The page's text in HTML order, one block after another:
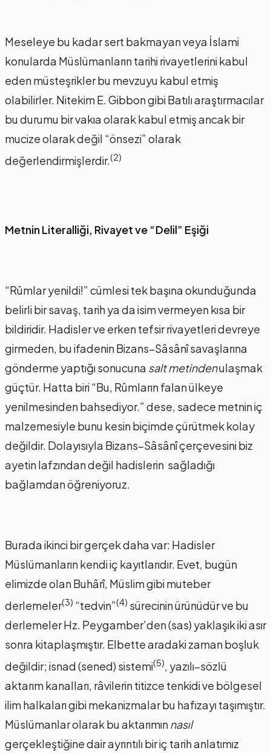
Meseleye bu kadar sert bakmayan veya İslami
konularda Müslümanların tarihi rivayetlerini kabul
eden müsteşrikler bu mevzuyu kabul etmiş
olabilirler. Nitekim E. Gibbon gibi Batılı araştırmacılar
bu durumu bir vakıa olarak kabul etmiş ancak bir
mucize olarak değil “önsezi” olarak
değerlendirmişlerdir.(2)
Metnin Literalliği, Rivayet ve “Delil” Eşiği
“Rûmlar yenildi!” cümlesi tek başına okunduğunda
belirli bir savaş, tarih ya da isim vermeyen kısa bir
bildiridir. Hadisler ve erken tefsir rivayetleri devreye
girmeden, bu ifadenin Bizans–Sâsânî savaşlarına
gönderme yaptığı sonucuna salt metindenulaşmak
güçtür. Hatta biri “Bu, Rûmların falan ülkeye
yenilmesinden bahsediyor.” dese, sadece metnin iç
malzemesiyle bunu kesin biçimde çürütmek kolay
değildir. Dolayısıyla Bizans–Sâsânî çerçevesini biz
ayetin lafzından değil hadislerin sağladığı
bağlamdan öğreniyoruz.
Burada ikinci bir gerçek daha var: Hadisler
Müslümanların kendi iç kayıtlarıdır. Evet, bugün
elimizde olan Buhârî, Müslim gibi muteber
derlemeler(3) “tedvin”(4) sürecinin ürünüdür ve bu
derlemeler Hz. Peygamber’den (sas) yaklaşık iki asır
sonra kitaplaşmıştır. Elbette aradaki zaman boşluk
değildir; isnad (sened) sistemi(5), yazılı–sözlü
aktarım kanalları, râvilerin titizce tenkidi ve bölgesel
ilim halkaları gibi mekanizmalar bu hafızayı taşımıştır.
Müslümanlar olarak bu aktarımınnasıl
gerçekleştiğine dair ayrıntılı bir iç tarih anlatımız